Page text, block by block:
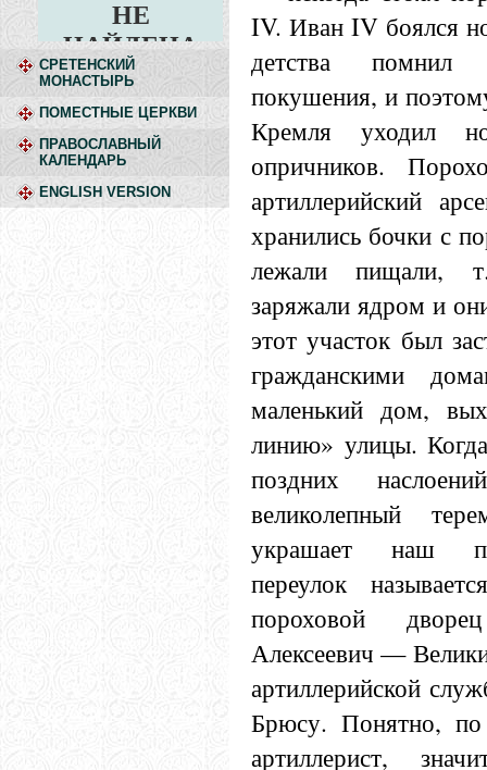
СРЕТЕНСКИЙ
МОНАСТЫРЬ
ПОМЕСТНЫЕ ЦЕРКВИ
ПРАВОСЛАВНЫЙ
КАЛЕНДАРЬ
ENGLISH VERSION
IV. Иван IV боялся
детства помнил
покушения, и
Кремля уходил
опричников.
артиллерийский
хранились бочки с
лежали пищали,
заряжали ядром и
этот участок был
гражданскими
маленький дом,
линию» улицы.
поздних
великолепный
украшает наш
переулок
пороховой
Алексеевич —
артиллерийской
Брюсу. Понятно, по
артиллерист,